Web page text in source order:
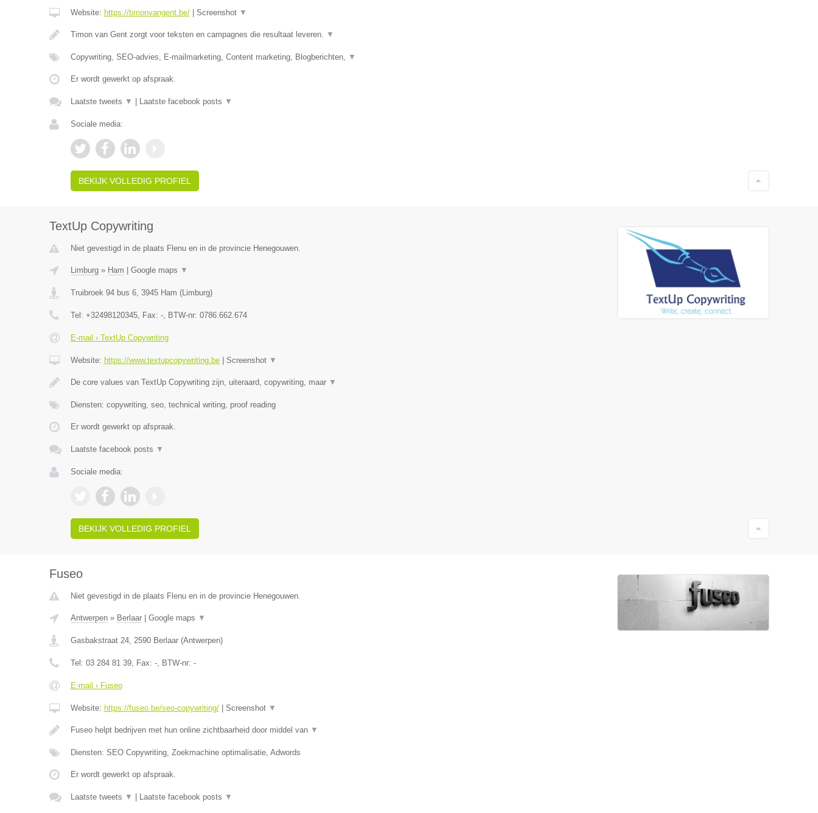
Website: https://timonvangent.be/| Screenshot ▼
Timon van Gent zorgt voor teksten en campagnes die resultaat leveren. ▼
Copywriting, SEO-advies, E-mailmarketing, Content marketing, Blogberichten, ▼
Er wordt gewerkt op afspraak.
Laatste tweets ▼ Laatste facebook posts ▼
Sociale media:
BEKIJK VOLLEDIG PROFIEL
TextUp Copywriting
Niet gevestigd in de plaats Flenu en in de provincie Henegouwen.
Limburg» Ham Google maps ▼
Truibroek 94 bus 6, 3945 Ham (Limburg)
Tel: +32498120345, Fax: -, BTW-nr: 0786.662.674
E-mail › TextUp Copywriting
Website: https://www.textupcopywriting.be| Screenshot ▼
De core values van TextUp Copywriting zijn, uiteraard, copywriting, maar ▼
Diensten: copywriting, seo, technical writing, proof reading
Er wordt gewerkt op afspraak.
Laatste facebook posts ▼
Sociale media:
BEKIJK VOLLEDIG PROFIEL
Fuseo
Niet gevestigd in de plaats Flenu en in de provincie Henegouwen.
Antwerpen» Berlaar| Google maps ▼
Gasbakstraat 24, 2590 Berlaar(Antwerpen)
Tel: 03 284 81 39, Fax: -, BTW-nr: -
E-mail › Fuseo
Website: https://fuseo.be/seo-copywriting/| Screenshot ▼
Fuseo helpt bedrijven met hun online zichtbaarheid door middel van ▼
Diensten: SEO Copywriting, Zoekmachine optimalisatie, Adwords
Er wordt gewerkt op afspraak.
Laatste tweets ▼ Laatste facebook posts ▼